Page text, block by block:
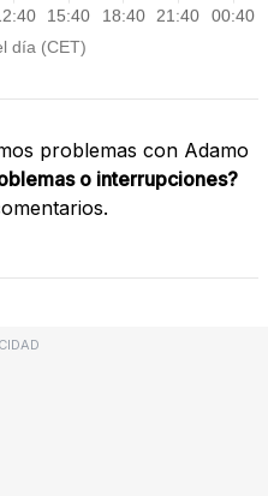
problemas con Adamo
o interrupciones?